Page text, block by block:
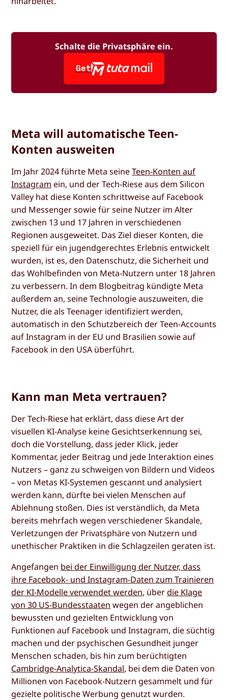
Schalte die Privatsphäre ein.
Get
Meta will automatische Teen-
Konten ausweiten
Im Jahr 2024 führte Meta seineTeen-Konten auf
Instagram ein, und der Tech-Riese aus dem Silicon
Valley hat diese Konten schrittweise auf Facebook
und Messenger sowie für seine Nutzer im Alter
zwischen 13 und 17 Jahren in verschiedenen
Regionen ausgeweitet. Das Ziel dieser Konten, die
speziell für ein jugendgerechtes Erlebnis entwickelt
wurden, ist es, den Datenschutz, die Sicherheit und
das Wohlbefinden von Meta-Nutzern unter 18 Jahren
zu verbessern. In dem Blogbeitrag kündigte Meta
außerdem an, seine Technologie auszuweiten, die
Nutzer, die als Teenager identifiziert werden,
automatisch in den Schutzbereich der Teen-Accounts
auf Instagram in der EU und Brasilien sowie auf
Facebook in den USA überführt.
Kann man Meta vertrauen?
Der Tech-Riese hat erklärt, dass diese Art der
visuellen KI-Analyse keine Gesichtserkennung sei,
doch die Vorstellung, dass jeder Klick, jeder
Kommentar, jeder Beitrag und jede Interaktion eines
Nutzers – ganz zu schweigen von Bildern und Videos
– von Metas KI-Systemen gescannt und analysiert
werden kann, dürfte bei vielen Menschen auf
Ablehnung stoßen. Dies ist verständlich, da Meta
bereits mehrfach wegen verschiedener Skandale,
Verletzungen der Privatsphäre von Nutzern und
unethischer Praktiken in die Schlagzeilen geraten ist.
Angefangen bei der Einwilligung der Nutzer, dass
ihre Facebook- und Instagram-Daten zum Trainieren
der KI-Modelle verwendet werden, überdie Klage
von 30 US-Bundesstaaten wegen der angeblichen
bewussten und gezielten Entwicklung von
Funktionen auf Facebook und Instagram, die süchtig
machen und der psychischen Gesundheit junger
Menschen schaden, bis hin zum berüchtigten
Cambridge-Analytica-Skandal, bei dem die Daten von
Millionen von Facebook-Nutzern gesammelt und für
gezielte politische Werbung genutzt wurden.